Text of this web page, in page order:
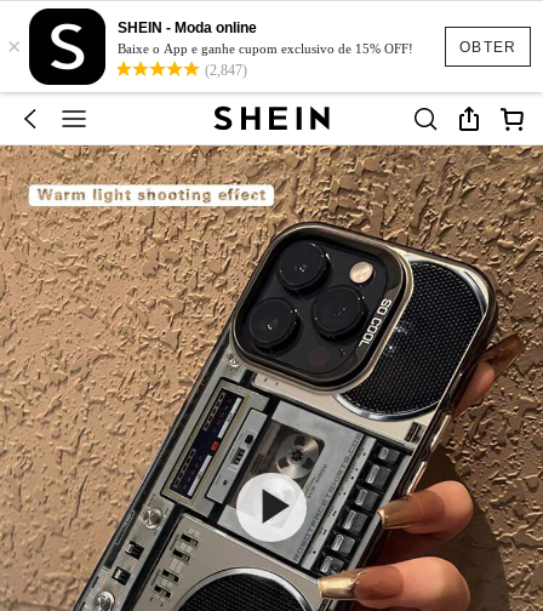
OBTER
×
SHEIN - Moda online
Baixe o App e ganhe cupom exclusivo de 15% OFF!
(2,847)